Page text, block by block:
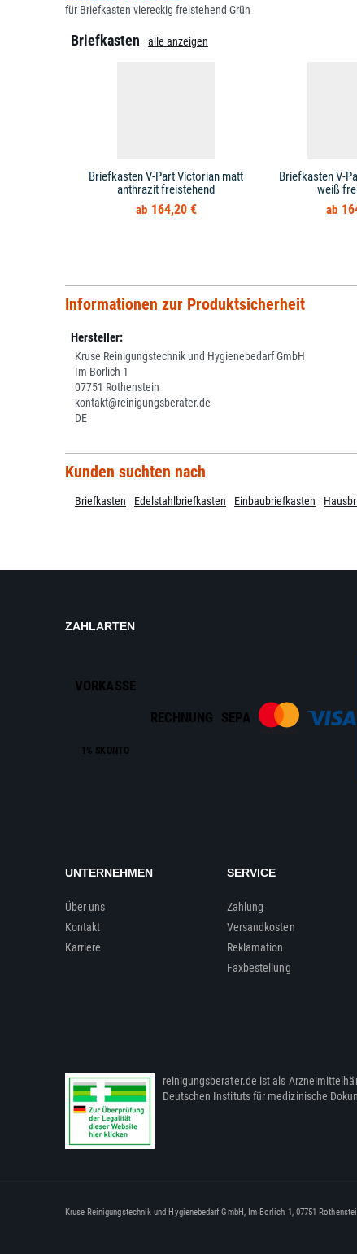
für Briefkasten viereckig freistehend Grün
Briefkasten alle anzeigen
Briefkasten V-Part Victorian matt
anthrazit freistehend
164,20 €
Briefkasten V-
weiß
Informationen zur Produktsicherheit
Hersteller:
Kruse Reinigungstechnik und Hygienebedarf GmbH
Im Borlich 1
07751 Rothenstein
kontakt@reinigungsberater.de
DE
Kunden suchten nach
Briefkasten Edelstahlbriefkasten Einbaubriefkasten
ZAHLARTEN
VORKASSE
1% SKONTO
RECHNUNG SEPA
UNTERNEHMEN
Über uns
Kontakt
Karriere
SERVICE
Zahlung
Versandkosten
Reklamation
Faxbestellung
reinigungsberater.de ist als
Deutschen Instituts für medizinische
Kruse Reinigungstechnik und Hygienebedarf GmbH, Im Borlich 1, 07751